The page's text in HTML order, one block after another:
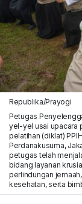
Republika/Prayogi
Petugas
yel-yel usai upacara
pelatihan (diklat)
Perdanakusuma,
petugas telah
bidang layanan
perlindungan
kesehatan, serta